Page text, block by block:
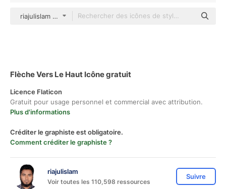
riajulislam color fill
Flèche Vers Le Haut Icône gratuit
Licence Flaticon
Gratuit pour usage personnel et commercial avec attribution.
Plus d'informations
Créditer le graphiste est obligatoire.
Comment créditer le graphiste ?
riajulislam
Voir toutes les 110,598 ressources
Suivre